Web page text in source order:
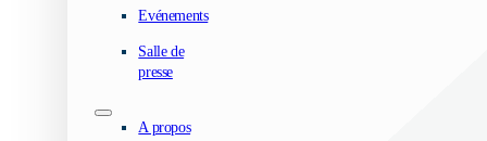
Evénements
Salle de
presse
A propos